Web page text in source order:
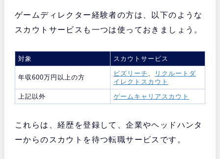
ゲームディレクター経験者の方は、以下のような
スカウトサービスも一つは使っておきましょう。
対象 スカウトサービス
年収600万円以上の方
ビズリーチ
リクルートダ
イレクトスカウト
上記以外
ゲームキャリアスカウト
これらは、経歴を登録して、企業やヘッドハンタ
ーからのスカウトを待つ転職サービスです。